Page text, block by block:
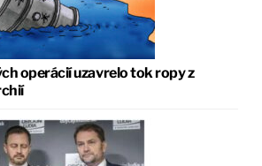
operácií uzavrelo tok ropy z